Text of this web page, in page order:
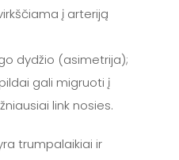
į arteriją
dydžio (asimetrija);
gali migruoti į
link nosies.
trumpalaikiai ir